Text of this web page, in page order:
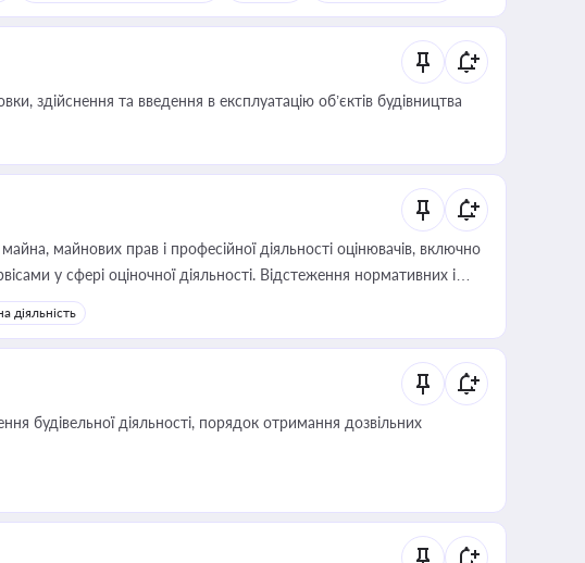
здійснення та введення в експлуатацію об’єктів будівництва
майнових прав і професійної діяльності оцінювачів, включно
у сфері оціночної діяльності. Відстеження нормативних і
юриста або бухгалтера під час оподаткування,
і перевірки статусу суб'єктів оціночної діяльності
діяльність
будівельної діяльності, порядок отримання дозвільних